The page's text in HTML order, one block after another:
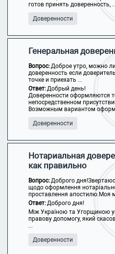
готов принять доверенность,
Доверенности
Генеральная
Вопрос:Доброе утро, можно
доверенность если
точке и приехать ...
Ответ:Добрый день!
Доверенности оформляются
непосредственном
Возможным вариантом
Доверенности
Нотариальная
как правильно
Вопрос:Доброго
щодо оформлення
проставлення апостилю.Моя
Ответ:Доброго дня!
Між Україною та Угорщиною
правову допомогу, який
...
Доверенности